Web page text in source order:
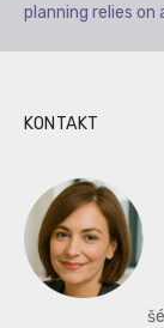
planning relies
KONTAKT